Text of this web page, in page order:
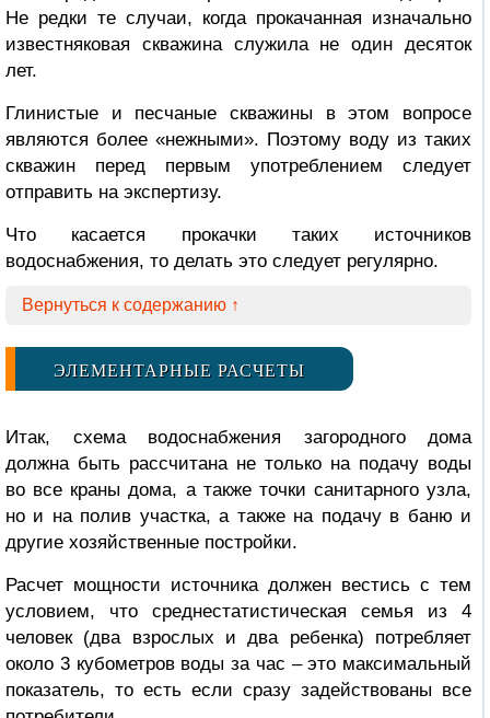
Не редки те случаи, когда прокачанная изначально
известняковая скважина служила не один десяток
лет.
Глинистые и песчаные скважины в этом вопросе
являются более «нежными». Поэтому воду из таких
скважин перед первым употреблением следует
отправить на экспертизу.
Что касается прокачки таких источников
водоснабжения, то делать это следует регулярно.
Вернуться к содержанию ↑
ЭЛЕМЕНТАРНЫЕ РАСЧЕТЫ
Итак, схема водоснабжения загородного дома
должна быть рассчитана не только на подачу воды
во все краны дома, а также точки санитарного узла,
но и на полив участка, а также на подачу в баню и
другие хозяйственные постройки.
Расчет мощности источника должен вестись с тем
условием, что среднестатистическая семья из 4
человек (два взрослых и два ребенка) потребляет
около 3 кубометров воды за час – это максимальный
показатель, то есть если сразу задействованы все